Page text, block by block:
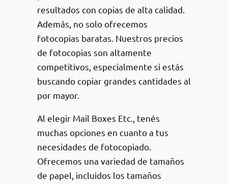
resultados con copias de alta calidad.
Además, no solo ofrecemos
fotocopias baratas. Nuestros precios
de fotocopias son altamente
competitivos, especialmente si estás
buscando copiar grandes cantidades al
por mayor.
Al elegir Mail Boxes Etc., tenés
muchas opciones en cuanto a tus
necesidades de fotocopiado.
Ofrecemos una variedad de tamaños
de papel, incluidos los tamaños